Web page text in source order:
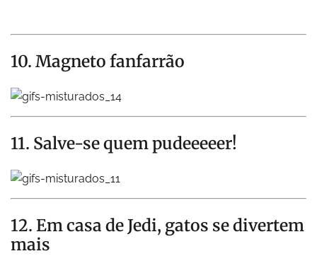
10. Magneto fanfarrão
11. Salve-se quem pudeeeeer!
12. Em casa de Jedi, gatos se divertem
mais